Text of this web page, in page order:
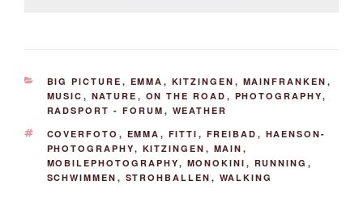
KATEGORIEN
BIG PICTURE , EMMA , KITZINGEN , MAINFRANKEN ,
MUSIC , NATURE , ON THE ROAD , PHOTOGRAPHY,
RADSPORT - FORUM , WEATHER
SCHLAGWÖRTER
COVERFOTO , EMMA , FITTI , FREIBAD , HAENSON-
PHOTOGRAPHY, KITZINGEN , MAIN ,
MOBILEPHOTOGRAPHY, MONOKINI , RUNNING ,
SCHWIMMEN , STROHBALLEN , WALKING